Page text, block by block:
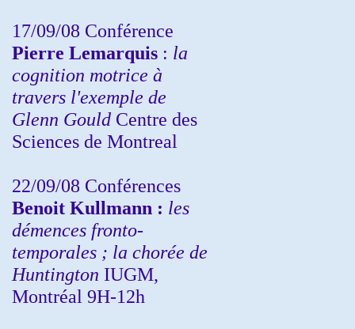
17/09/08 Conférence
Pierre Lemarquis : la
cognition motrice à
travers l'exemple de
Glenn Gould Centre des
Sciences de Montreal
22/09/08 Conférences
Benoit Kullmann : les
démences fronto-
temporales ; la chorée de
Huntington IUGM,
Montréal 9H-12h